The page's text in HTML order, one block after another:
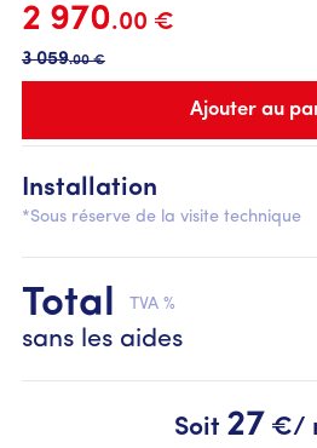
2 970.00 €
3 059.00 €
Installation
*Sous réserve de la visite technique
Total TVA %
sans les aides
Soit 27 €/